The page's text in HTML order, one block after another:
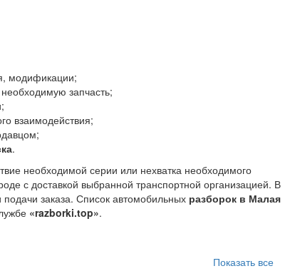
модификации;
запчасть;
взаимодействия;
.
необходимой серии или нехватка необходимого
с доставкой выбранной транспортной организацией. В
заказа. Список автомобильных разборок в Малая
«razborki.top».
Показать все